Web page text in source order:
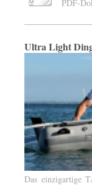
PDF-
Ultra Light
Das einzigartige